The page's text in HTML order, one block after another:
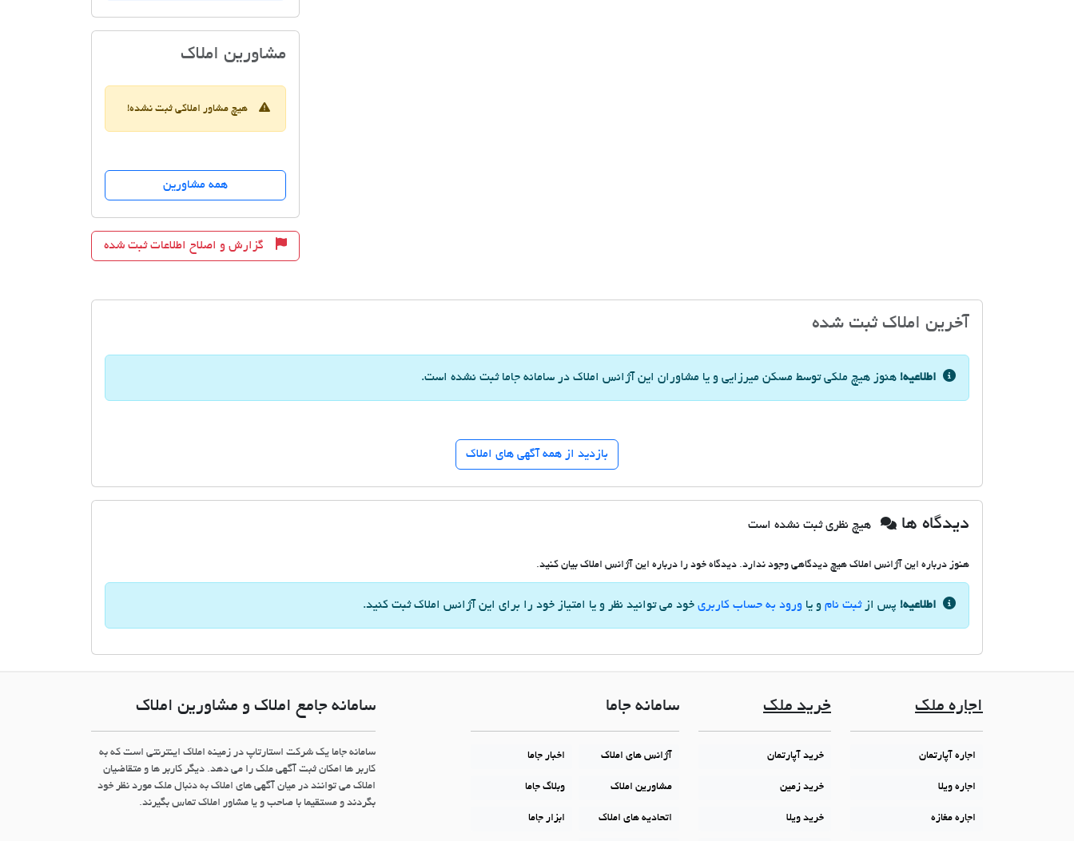
مشاورین املاکمسکن میرزایی
هیچ مشاور املاکی ثبت نشده!
همه مشاورین
گزارش و اصلاح اطلاعات ثبت شده
آخرین املاک ثبت شده
اطلاعیه! هنوز هیچ ملکی توسط مسکن میرزایی و یا مشاوران این آژانس املاک در سامانه جاما ثبت نشده است.
بازدید از همه آگهی های املاک
دیدگاه ها هیچ نظری ثبت نشده است
هنوز درباره این آژانس املاک هیچ دیدگاهی وجود ندارد. دیدگاه خود را درباره این آژانس املاک بیان کنید.
اطلاعیه! پس ازثبت نام و یا ورود به حساب کاربری خود می توانید نظر و یا امتیاز خود را برای این آژانس املاک ثبت کنید.
اجاره ملک
اجاره آپارتمان
اجاره ویلا
اجاره مغازه
خرید ملک
خرید آپارتمان
خرید زمین
خرید ویلا
سامانه جاما
آژانس های املاک اخبار جاما
مشاورین املاک وبلاگ جاما
اتحادیه های املاک ابزار جاما
سامانه جامع املاک و مشاورین املاک
سامانه جاما یک شرکت استارتاپ در زمینه املاک اینترنتی است که به
کاربر ها امکان ثبت آگهی ملک را می دهد. دیگر کاربر ها و متقاضیان
املاک می توانند در میان آگهی های املاک به دنبال ملک مورد نظر خود
بگردند و مستقیما با صاحب و یا مشاور املاک تماس بگیرند.